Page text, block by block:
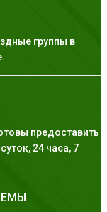
группы в
предоставить
24 часа, 7